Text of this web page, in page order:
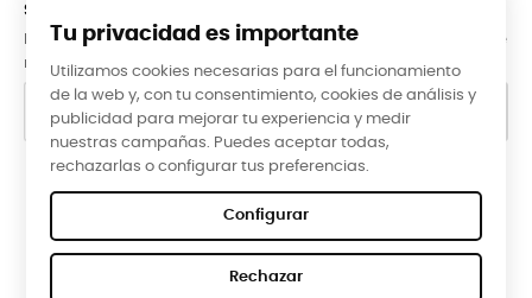
SUBCRÍBETE A LA NEWSLETTER
Puede darse de baja en cualquier momento. Para ello, consulte
nuestra información de contacto en el aviso legal.
Google Reviews
★★★★★
Tu privacidad es importante
Utilizamos cookies necesarias para el funcionamiento
de la web y, con tu consentimiento, cookies de análisis y
publicidad para mejorar tu experiencia y medir
nuestras campañas. Puedes aceptar todas,
rechazarlas o configurar tus preferencias.
Configurar
Rechazar